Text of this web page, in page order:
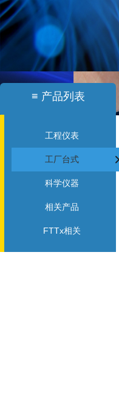
≡ 产品列表
工程仪表
工厂台式
科学仪器
相关产品
FTTx相关